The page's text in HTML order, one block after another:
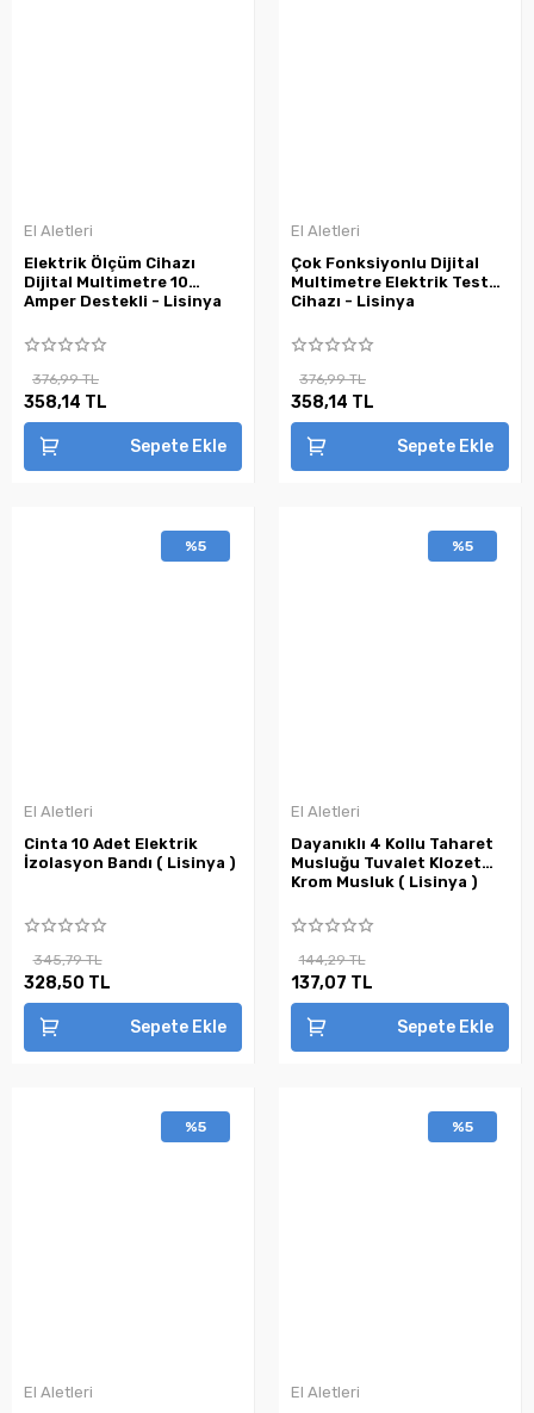
El Aletleri
Elektrik Ölçüm Cihazı
Dijital Multimetre 10
Amper Destekli - Lisinya
376,99 TL
358,14 TL
Sepete Ekle
El Aletleri
Çok Fonksiyonlu Dijital
Multimetre Elektrik Test
Cihazı - Lisinya
376,99 TL
358,14 TL
Sepete Ekle
%5
El Aletleri
Cinta 10 Adet Elektrik
İzolasyon Bandı ( Lisinya )
345,79 TL
328,50 TL
Sepete Ekle
%5
El Aletleri
Dayanıklı 4 Kollu Taharet
Musluğu Tuvalet Klozet
Krom Musluk ( Lisinya )
144,29 TL
137,07 TL
Sepete Ekle
%5
El Aletleri
%5
El Aletleri